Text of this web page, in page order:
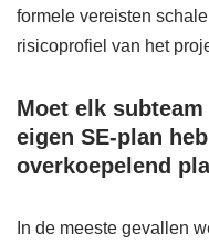
formele vereisten
risicoprofiel van het
Moet elk
eigen SE-plan
overkoepelend
In de meeste gevallen